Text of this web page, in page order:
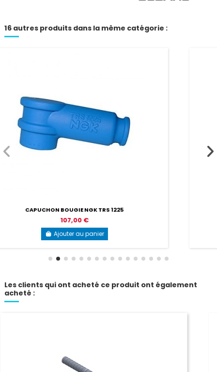
16 autres produits dans la même catégorie :
SILENT BLOC SUPPORT POT ECHAPPEMENT
Ajouter au panier
Les clients qui ont acheté ce produit ont également
acheté :